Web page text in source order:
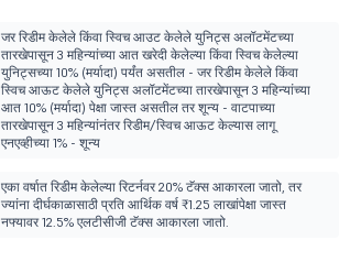
जर रिडीम केलेले किंवा स्विच आउट केलेले युनिट्स अलॉटमेंटच्या
तारखेपासून 3 महिन्यांच्या आत खरेदी केलेल्या किंवा स्विच केलेल्या
युनिट्सच्या 10% (मर्यादा) पर्यंत असतील - जर रिडीम केलेले किंवा
स्विच आऊट केलेले युनिट्स अलॉटमेंटच्या तारखेपासून 3 महिन्यांच्या
आत 10% (मर्यादा) पेक्षा जास्त असतील तर शून्य - वाटपाच्या
तारखेपासून 3 महिन्यांनंतर रिडीम/स्विच आऊट केल्यास लागू
एनएव्हीच्या 1% - शून्य
एका वर्षात रिडीम केलेल्या रिटर्नवर 20% टॅक्स आकारला जातो, तर
ज्यांना दीर्घकाळासाठी प्रति आर्थिक वर्ष ₹1.25 लाखांपेक्षा जास्त
नफ्यावर 12.5% एलटीसीजी टॅक्स आकारला जातो.